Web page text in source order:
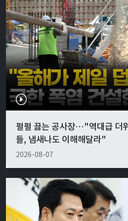
펄펄 끓는 공사장…"역대급 더
들, 냄새나도 이해해달라"
2026-08-07